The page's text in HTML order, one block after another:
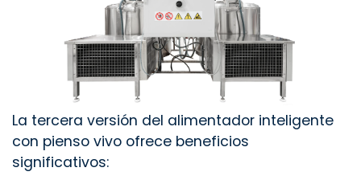
La tercera versión del alimentador inteligente
con pienso vivo ofrece beneficios
significativos: